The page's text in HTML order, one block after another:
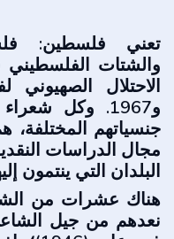
تعني فلسطين:
والشتات الفلسطيني
و1967. وكل
جنسياتهم
مجال الدراسات
البلدان التي ينتمون
هناك عشرات من
نعدهم من جيل